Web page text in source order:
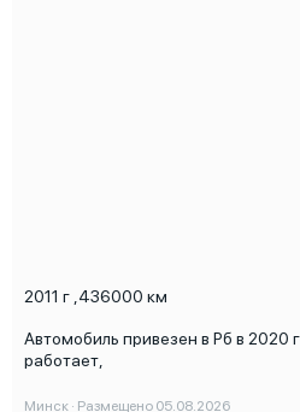
2011 г 436000 км
Автомобиль привезен в Рб в 2020
работает,
Минск · Размещено 05.08.2026